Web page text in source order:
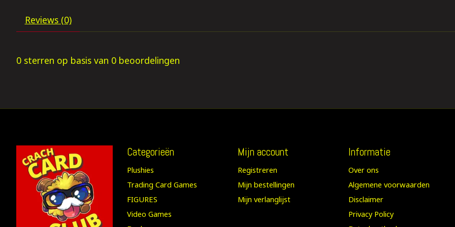
Reviews (0)
0 sterren op basis van 0 beoordelingen
Categorieën
Plushies
Trading Card Games
FIGURES
Video Games
Mijn account
Registreren
Mijn bestellingen
Mijn verlanglijst
Informatie
Over ons
Algemene voorwaarden
Disclaimer
Privacy Policy